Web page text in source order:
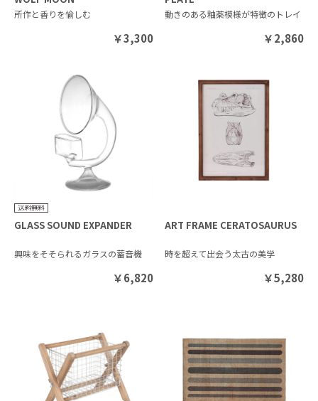
所作と香りを愉しむ
￥3,300
動きのある釉薬模様が特徴のトレイ
￥2,860
GLASS SOUND EXPANDER
興味をそそられるガラスの蓄音機
￥6,820
ART FRAME CERATOSAURUS
時を超えて出会う太古の美学
￥5,280